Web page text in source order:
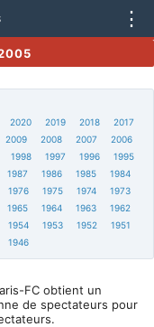
⋮
2020 2019 2018
2017
2009 2008 2007
2006
1998 1997 1996
1995
1987 1986 1985
1984
1976 1975 1974
1973
1965 1964 1963
1962
1954 1953 1952
1951
1946
FC obtient un
de spectateurs pour